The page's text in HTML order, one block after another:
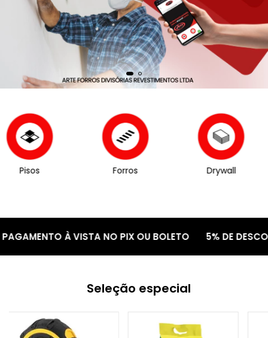
Pisos Forros Drywall
À VISTA NO PIX OU BOLETO 5% DE DESCONTO
Seleção especial